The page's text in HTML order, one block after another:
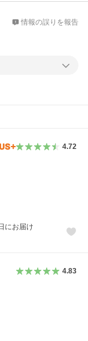
情報の誤りを報告
4.72
にお届け
4.83